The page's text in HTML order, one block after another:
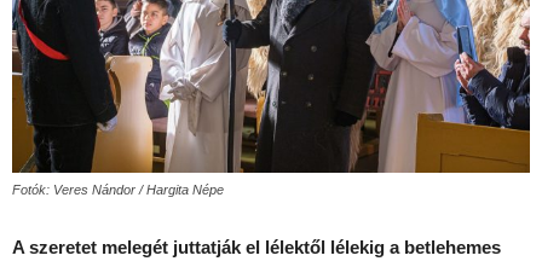
Fotók: Veres Nándor / Hargita Népe
A szeretet melegét juttatják el lélektől lélekig a betlehemes